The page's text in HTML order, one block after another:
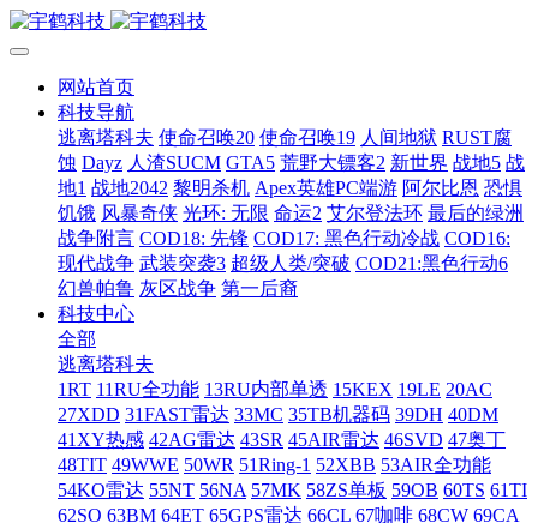
网站首页
科技导航
逃离塔科夫 使命召唤20 使命召唤19 人间地狱 RUST腐
蚀 Dayz 人渣SUCM GTA5 荒野大镖客2 新世界 战地5 战
地1 战地2042 黎明杀机 Apex英雄PC端游 阿尔比恩 恐惧
饥饿 风暴奇侠 光环: 无限 命运2 艾尔登法环 最后的绿洲
战争附言 COD18: 先锋 COD17: 黑色行动冷战 COD16:
现代战争 武装突袭3 超级人类/突破 COD21:黑色行动6
幻兽帕鲁 灰区战争 第一后裔
科技中心
全部
逃离塔科夫
1RT 11RU全功能 13RU内部单透 15KEX 19LE 20AC
27XDD 31FAST雷达 33MC 35TB机器码 39DH 40DM
41XY热感 42AG雷达 43SR 45AIR雷达 46SVD 47奥丁
48TIT 49WWE 50WR 51Ring-1 52XBB 53AIR全功能
54KO雷达 55NT 56NA 57MK 58ZS单板 59OB 60TS 61TI
62SO 63BM 64ET 65GPS雷达 66CL 67咖啡 68CW 69CA